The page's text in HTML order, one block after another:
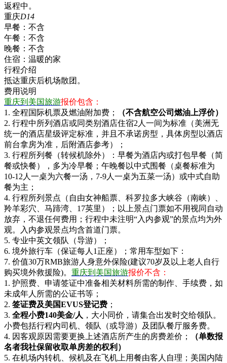
返程中。
重庆D14
早餐： 不含
午餐： 不含
晚餐： 不含
住宿： 温暖的家
行程介绍
抵达重庆后机场散团。
费用说明
重庆到美国旅游报价包含：
1. 全程国际机票及燃油附加费；
（不含航空公司燃油上浮价）
2. 行程中所列酒店或同类别酒店住宿2人一间为标准（美洲无
统一的酒店星级评定标准，并且不承诺房型，具体房型以酒店
前台拿房为准，后附酒店参考）；
3. 行程所列餐（转候机除外）：早餐为酒店内或打包早餐（简
餐或快餐），多为冷早餐；午晚餐以中式围餐（桌餐标准为
10-12人一桌为六餐一汤，7-9人一桌为五菜一汤）或中式自助
餐为主；
4. 行程所列景点（自由女神船票、科罗拉多大峡谷（南峡）、
羚羊彩穴、马蹄湾、17英里）；以上景点门票如不用视同自动
放弃，不退任何费用；行程中未注明“入内参观”的景点均为外
观。入内参观景点均含首道门票。
5. 专业中英文领队（导游）；
6. 境外旅行车（保证每人1正座）；常用车型如下：
7. 价值30万RMB旅游人身意外保险(建议70岁及以上老人自行
购买境外救援险)。 重庆到美国旅游报价不含：
1. 护照费、申请签证中准备相关材料所需的制作、手续费，如
未成年人所需的公证书等；
2. 签证费及美国EVUS登记费 ；
3. 全程小费140美金/人 ，大小同价，请集合出发时交给领队。
小费包括行程内司机、领队（或导游）及团队餐厅服务费。
4. 因客观原因需要更换上述酒店所产生的房费差价；
（单数报
名者我社保留收取单房差的权利）
5. 在机场内转机、候机及在飞机上用餐由客人自理；美国内陆